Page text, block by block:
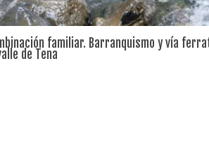
familiar. Barranquismo y vía
de Tena